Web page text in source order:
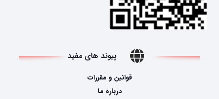
پیوند های مفید
قوانین و مقررات
درباره ما